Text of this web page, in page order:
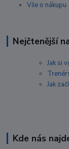
Vše o nákupu
Nejčtenější
Jak si
Jak
Kde nás